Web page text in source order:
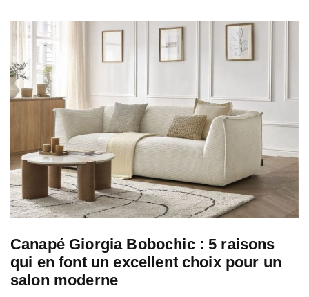
Canapé Giorgia Bobochic : 5 raisons
qui en font un excellent choix pour un
salon moderne